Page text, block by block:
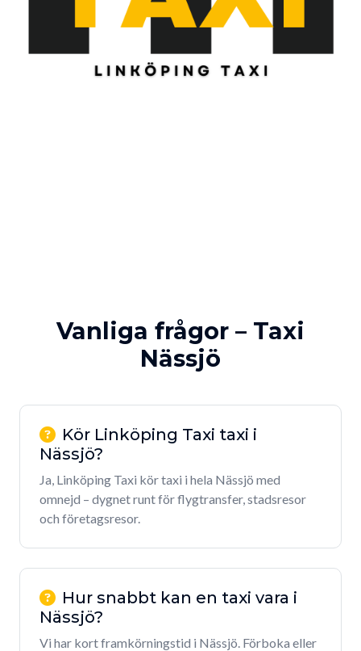
Vanliga frågor – Taxi
Nässjö
Kör Linköping Taxi taxi i
Nässjö?
Ja, Linköping Taxi kör taxi i hela Nässjö med
omnejd – dygnet runt för flygtransfer, stadsresor
och företagsresor.
Hur snabbt kan en taxi vara i
Nässjö?
Vi har kort framkörningstid i Nässjö. Förboka eller